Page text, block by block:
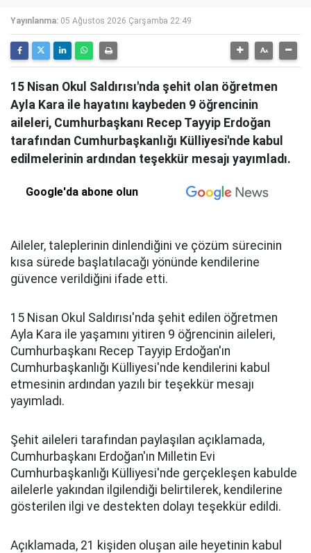
Yayınlanma: 05 Ağustos 2026 Çarşamba 22:49
15 Nisan Okul Saldırısı'nda şehit olan öğretmen
Ayla Kara ile hayatını kaybeden 9 öğrencinin
aileleri, Cumhurbaşkanı Recep Tayyip Erdoğan
tarafından Cumhurbaşkanlığı Külliyesi'nde kabul
edilmelerinin ardından teşekkür mesajı yayımladı.
Google'da abone olun
Aileler, taleplerinin dinlendiğini ve çözüm sürecinin
kısa sürede başlatılacağı yönünde kendilerine
güvence verildiğini ifade etti.
15 Nisan Okul Saldırısı'nda şehit edilen öğretmen
Ayla Kara ile yaşamını yitiren 9 öğrencinin aileleri,
Cumhurbaşkanı Recep Tayyip Erdoğan'ın
Cumhurbaşkanlığı Külliyesi'nde kendilerini kabul
etmesinin ardından yazılı bir teşekkür mesajı
yayımladı.
Şehit aileleri tarafından paylaşılan açıklamada,
Cumhurbaşkanı Erdoğan'ın Milletin Evi
Cumhurbaşkanlığı Külliyesi'nde gerçekleşen kabulde
ailelerle yakından ilgilendiği belirtilerek, kendilerine
gösterilen ilgi ve destekten dolayı teşekkür edildi.
Açıklamada, 21 kişiden oluşan aile heyetinin kabul